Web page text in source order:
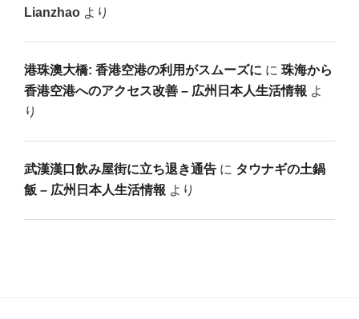
Lianzhao より
港珠澳大橋: 香港空港の利用がスムーズに に 珠海から
香港空港へのアクセス改善 – 広州日本人生活情報 よ
り
武漢漢口飲み屋街に立ち退き通告 に タウナギの土鍋
飯 – 広州日本人生活情報 より